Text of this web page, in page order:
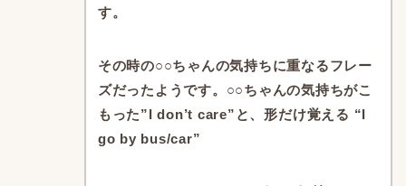
す。
その時の○○ちゃんの気持ちに重なるフレー
ズだったようです。 ○○ちゃんの気持ちがこ
もった”I don’t care”と、形だけ覚える “I
go by bus/car”